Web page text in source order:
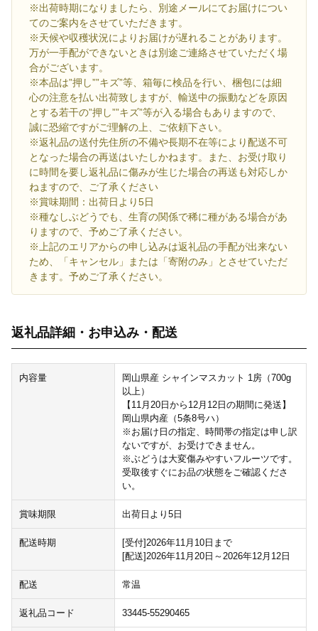
※出荷時期になりましたら、別途メールにてお届けについ
てのご案内をさせていただきます。
※天候や収穫状況によりお届けが遅れることがあります。
万が一手配ができないときは別途ご連絡させていただく場
合がございます。
※本品は”押し””キズ”等、箱毎に検品を行い、梱包には細
心の注意を払い出荷致しますが、輸送中の振動などを原因
とする若干の”押し””キズ”等が入る場合もありますので、
誠に恐縮ですがご理解の上、ご依頼下さい。
※返礼品の送付先住所の不備や長期不在等により配送不可
となった場合の再送はいたしかねます。また、お受け取り
に時間を要し返礼品に傷みが生じた場合の再送も対応しか
ねますので、ご了承ください
※賞味期間：出荷日より5日
※種なしぶどうでも、生育の関係で稀に種がある場合があ
りますので、予めご了承ください。
※上記のエリアからの申し込みは返礼品の手配が出来ない
ため、「キャンセル」または「寄附のみ」とさせていただ
きます。予めご了承ください。
返礼品詳細・お申込み・配送
内容量
岡山県産 シャインマスカット 1房（700g
以上）
【11月20日から12月12日の期間に発送】
岡山県内産（5条8号ハ）
※お届け日の指定、時間帯の指定は申し訳
ないですが、お受けできません。
※ぶどうは大変傷みやすいフルーツです。
受取後すぐにお品の状態をご確認くださ
い。
賞味期限 出荷日より5日
配送時期
[受付]2026年11月10日まで
[配送]2026年11月20日～2026年12月12日
配送 常温
返礼品コード 33445-55290465